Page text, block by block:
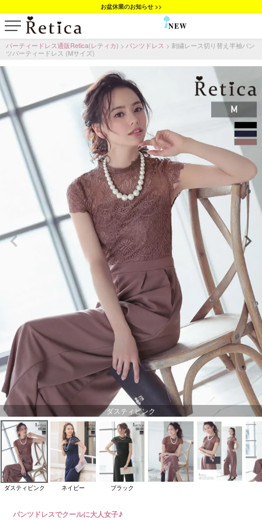
お盆休業のお知らせ >>
NEW
パーティードレス通販Retica(レティカ) パンツドレス
刺繍レース切り替え半袖パン
ツパーティードレス (Mサイズ)
ダスティピンク
ダスティピンク ネイビー ブラック
パンツドレスでクールに大人女子♪